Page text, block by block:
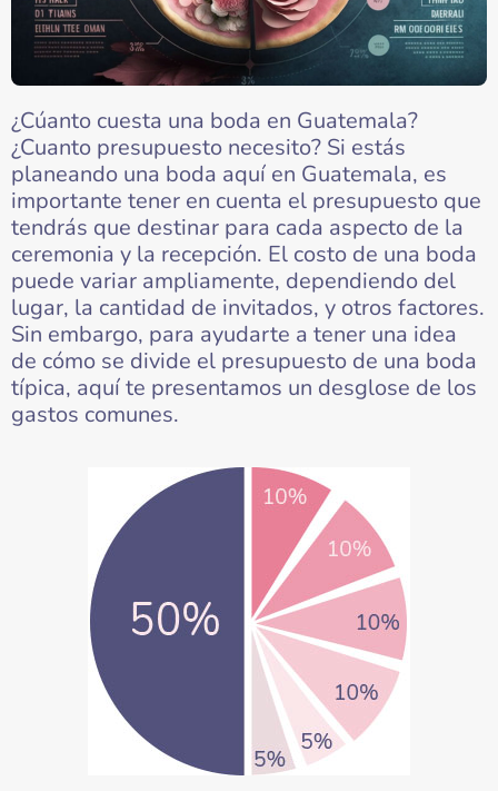
¿Cúanto cuesta una boda en Guatemala?
¿Cuanto presupuesto necesito? Si estás
planeando una boda aquí en Guatemala, es
importante tener en cuenta el presupuesto que
tendrás que destinar para cada aspecto de la
ceremonia y la recepción. El costo de una boda
puede variar ampliamente, dependiendo del
lugar, la cantidad de invitados, y otros factores.
Sin embargo, para ayudarte a tener una idea
de cómo se divide el presupuesto de una boda
típica, aquí te presentamos un desglose de los
gastos comunes.